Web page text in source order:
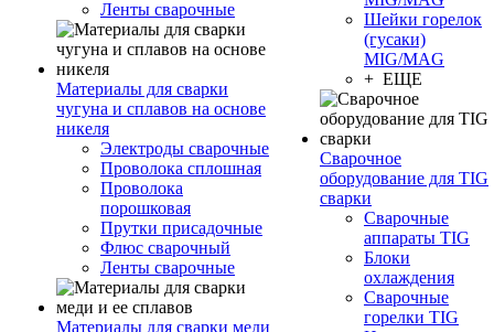
Ленты сварочные
Материалы для сварки
чугуна и сплавов на основе
никеля
Электроды сварочные
Проволока сплошная
Проволока
порошковая
Прутки присадочные
Флюс сварочный
Ленты сварочные
Материалы для сварки меди
Шейки горелок
(гусаки)
MIG/MAG
+ ЕЩЕ
Сварочное
оборудование для TIG
сварки
Сварочные
аппараты TIG
Блоки
охлаждения
Сварочные
горелки TIG